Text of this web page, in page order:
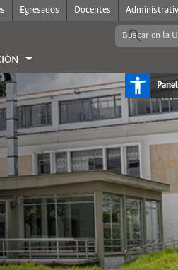
Egresados Docentes